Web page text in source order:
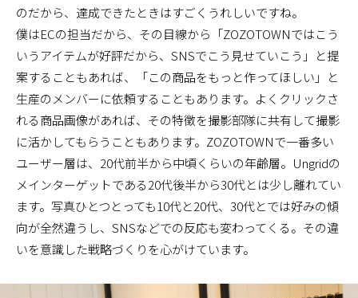
のだから、達成できたときはすごくうれしいですね。
僕はECの担当だから、その目線から「ZOZOTOWNではこう
いうアイテムが好評だから、SNSでこう見せていこう」と提
案することもあれば、「この商品をもっと作ってほしい」と
生産のメンバーに依頼することもあります。よくクリックさ
れる商品画像があれば、その特徴を撮影部隊に共有して撮影
に活かしてもらうこともあります。ZOZOTOWNで一番多い
ユーザー層は、20代前半から中頃くらいの年齢層。Ungridの
メインターゲットである20代後半から30代とは少し離れてい
ます。写真ひとつとっても10代と20代、30代とでは好みの傾
向が全然違うし、SNSなどでの反応も変わってくる。その違
いを意識した戦略づくりを心がけています。